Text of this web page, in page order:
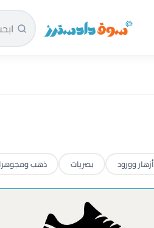
سوق دادسترز الرئيسية
أزهار وورود بصريات ذهب